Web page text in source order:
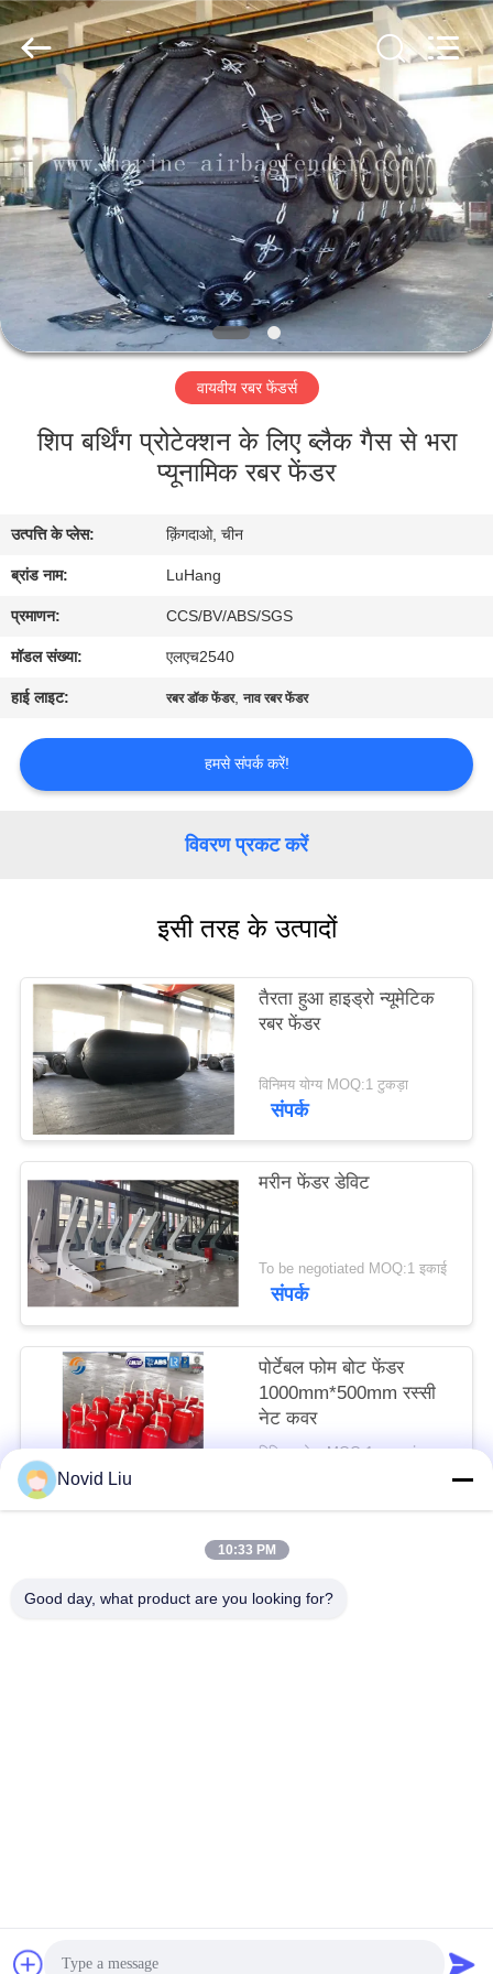
उत्पाद
हमारे
में
गुणवत्ता
नियंत्रण
हमसे
संपर्क
करें
उद्धरण
PRIVACY
POLICY
Marine
Airbag
and
Fender
Co.,
Ltd.
All
वायवीय रबर फेंडर्स
शिप बर्थिंग प्रोटेक्शन के लिए ब्लैक गैस से भरा
प्यूनामिक रबर फेंडर
उत्पत्ति के प्लेस: क़िंगदाओ, चीन
ब्रांड नाम: LuHang
प्रमाणन: CCS/BV/ABS/SGS
मॉडल संख्या: एलएच2540
हाई लाइट: रबर डॉक फेंडर,नाव रबर फेंडर
हमसे संपर्क करें!
विवरण प्रकट करें
इसी तरह के उत्पादों
तैरता हुआ हाइड्रो न्यूमेटिक
रबर फेंडर
विनिमय योग्य MOQ:1 टुकड़ा
संपर्क
मरीन फेंडर डेविट
To be negotiated MOQ:1 इकाई
संपर्क
पोर्टेबल फोम बोट फेंडर
1000mm*500mm रस्सी
नेट कवर
विनिमय योग्य MOQ:1 इकाइयां
लोकप्रिय श्रेणियां
Novid Liu
10:33 PM
Good day, what product are you looking for?